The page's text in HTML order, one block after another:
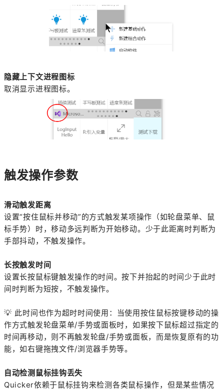
隐藏上下文进程图标
取消显示进程图标。
触发操作参数
滑动触发距离
设置“按住鼠标并移动”的方式触发某项操作（如轮盘菜单、鼠
标手势）时，移动多远判断为开始移动。少于此距离时判断为
手部抖动，不触发操作。
长按触发时间
设置长按鼠标键触发操作的时间。按下并抬起的时间少于此时
间时判断为短按，不触发操作。
💡 此时间也作为超时时间使用：当使用按住鼠标按键移动的操
作方式触发轮盘菜单/手势或面板时，如果按下鼠标超过指定的
时间再移动，则不再触发轮盘/手势或面板，而是恢复原有的功
能，如右键拖拽文件/浏览器手势等。
自动检测鼠标挂钩丢失
Quicker依赖于鼠标挂钩来检测各类鼠标操作，但是某些情况